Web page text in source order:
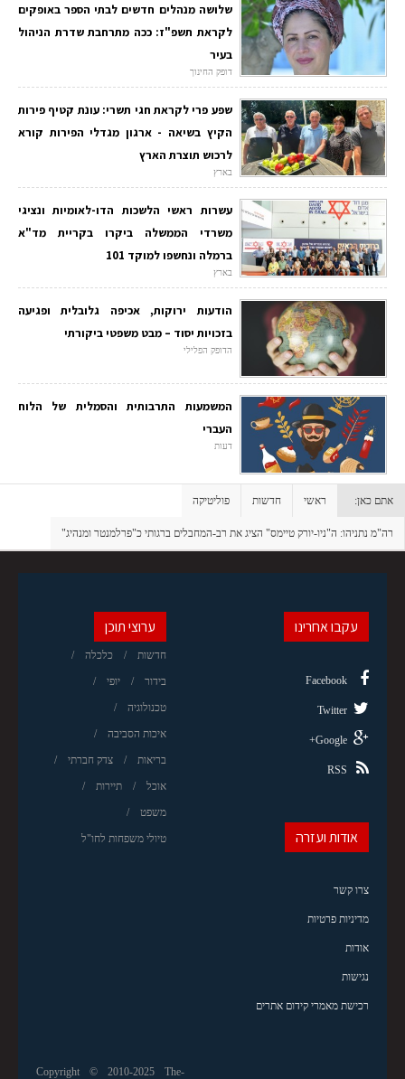
שלושה מנהלים חדשים לבתי הספר באופקים
לקראת תשפ"ז: ככה מתרחבת שדרת הניהול
בעיר
דופק החינוך
שפע פרי לקראת חגי תשרי: עונת קטיף פירות
הקיץ בשיאה - ארגון מגדלי הפירות קורא
לרכוש תוצרת הארץ
בארץ
עשרות ראשי הלשכות הדו-לאומיות ונציגי
משרדי הממשלה ביקרו בקריית מד"א
ברמלה ונחשפו למוקד 101
בארץ
הודעות ירוקות, אכיפה גלובלית ופגיעה
בזכויות יסוד – מבט משפטי ביקורתי
הדופק הפלילי
המשמעות התרבותית והסמלית של הלוח
העברי
דעות
אתם כאן: ראשי חדשות פוליטיקה
רה"מ נתניהו: ה"ניו-יורק טיימס" הציג את רב-המחבלים ברגותי כ"פרלמנטר ומנהיג"
ערוצי תוכן
חדשות כלכלה
בידור יופי
טכנולוגיה
איכות הסביבה
בריאות צדק חברתי
אוכל תיירות
משפט
טיולי משפחות לחו"ל
עקבו אחרינו
Facebook
Twitter
Google+
RSS
אודות ועזרה
צרו קשר
מדיניות פרטיות
אודות
נגישות
רכישת מאמרי קידום אתרים
Copyright © 2010-2025 The-